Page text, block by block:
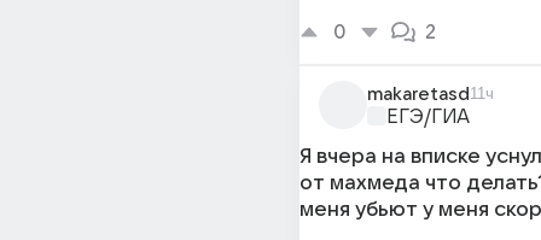
0
2
makaretasd 11ч
ЕГЭ/ГИА
Я вчера на вписке
от махмеда что
меня убьют у меня